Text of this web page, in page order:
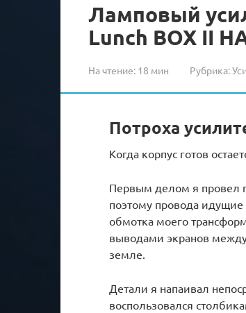
Ламповый
Lunch BOX II
На чтение: 18 мин Рубрика:
Потроха
Когда корпус готов
Первым делом я провел
поэтому провода
обмотка моего
выводами экранов
земле.
Детали я напаивал
воспользовался